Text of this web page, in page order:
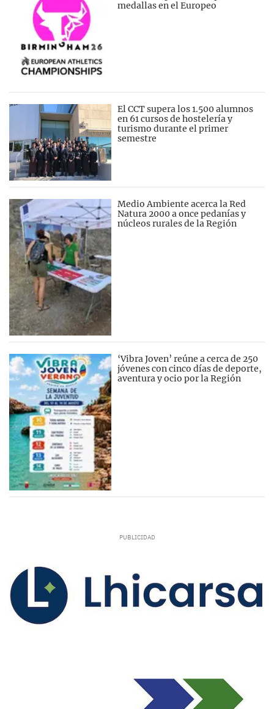
medallas en el Europeo
El CCT supera los 1.500 alumnos
en 61 cursos de hostelería y
turismo durante el primer
semestre
Medio Ambiente acerca la Red
Natura 2000 a once pedanías y
núcleos rurales de la Región
‘Vibra Joven’ reúne a cerca de 250
jóvenes con cinco días de deporte,
aventura y ocio por la Región